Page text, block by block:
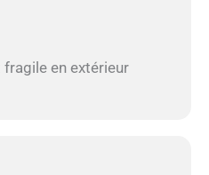
en extérieur